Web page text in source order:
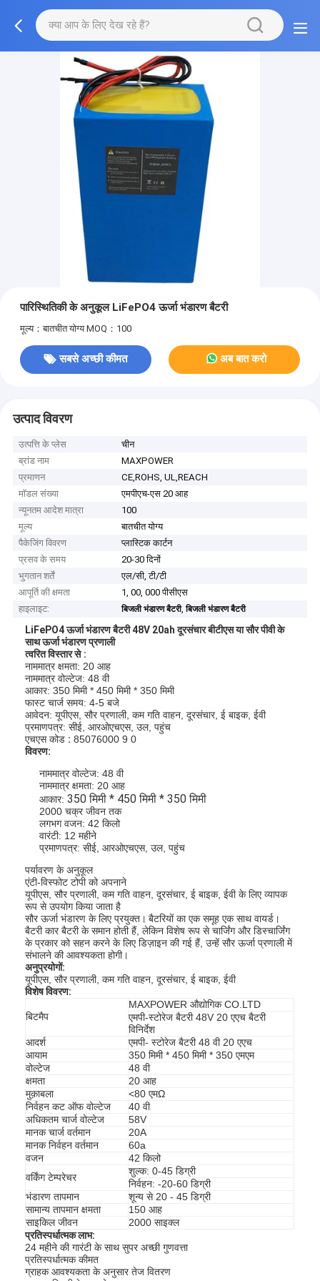
पारिस्थितिकी के अनुकूल LiFePO4 ऊर्जा भंडारण बैटरी
मूल्य：बातचीत योग्य MOQ：100
सबसे अच्छी कीमत अब बात करो
उत्पाद विवरण
उत्पत्ति के प्लेस
चीन
ब्रांड नाम
MAXPOWER
प्रमाणन
CE,ROHS, UL,REACH
मॉडल संख्या
एमपीएच-एस 20 आह
न्यूनतम आदेश मात्रा
100
मूल्य
बातचीत योग्य
पैकेजिंग विवरण
प्लास्टिक कार्टन
प्रसव के समय
20-30 दिनों
भुगतान शर्तें
एल/सी, टी/टी
आपूर्ति की क्षमता
1, 00, 000 पीसीएस
हाइलाइट:
बिजली भंडारण बैटरी,बिजली भंडारण बैटरी
LiFePO4 ऊर्जा भंडारण बैटरी 48V 20ah दूरसंचार बीटीएस या सौर पीवी के
साथ ऊर्जा भंडारण प्रणाली
त्वरित विस्तार से :
नाममात्र क्षमता: 20 आह
नाममात्र वोल्टेज: 48 वी
आकार: 350 मिमी * 450 मिमी * 350 मिमी
फास्ट चार्ज समय: 4-5 बजे
आवेदन: यूपीएस, सौर प्रणाली, कम गति वाहन, दूरसंचार, ई बाइक, ईवी
प्रमाणपत्र: सीई, आरओएचएस, उल, पहुंच
एचएस कोड : 85076000 9 0
विवरण:
नाममात्र वोल्टेज: 48 वी
नाममात्र क्षमता: 20 आह
आकार:350 मिमी * 450 मिमी * 350 मिमी
2000 चक्र जीवन तक
लगभग वजन: 42 किलो
वारंटी: 12 महीने
प्रमाणपत्र: सीई, आरओएचएस, उल, पहुंच
पर्यावरण के अनुकूल
एंटी-विस्फोट टोपी को अपनाने
यूपीएस, सौर प्रणाली, कम गति वाहन, दूरसंचार, ई बाइक, ईवी के लिए व्यापक
रूप से उपयोग किया जाता है
सौर ऊर्जा भंडारण के लिए प्रयुक्त। बैटरियों का एक समूह एक साथ वायर्ड।
बैटरी कार बैटरी के समान होती हैं, लेकिन विशेष रूप से चार्जिंग और डिस्चार्जिंग
के प्रकार को सहन करने के लिए डिज़ाइन की गई हैं, उन्हें सौर ऊर्जा प्रणाली में
संभालने की आवश्यकता होगी।
अनुप्रयोगों:
यूपीएस, सौर प्रणाली, कम गति वाहन, दूरसंचार, ई बाइक, ईवी
विशेष विवरण:
बिटमैप
MAXPOWER औद्योगिक CO.LTD
एमपी-स्टोरेज बैटरी 48V 20 एएच बैटरी
विनिर्देश
आदर्श
एमपी- स्टोरेज बैटरी 48 वी 20 एएच
आयाम
350 मिमी * 450 मिमी * 350 एमएम
वोल्टेज
48 वी
क्षमता
20 आह
मुक़ाबला
<80 एमΩ
निर्वहन कट ऑफ वोल्टेज
40 वी
अधिकतम चार्ज वोल्टेज
58V
मानक चार्ज वर्तमान
20A
मानक निर्वहन वर्तमान
60a
वजन
42 किलो
वर्किंग टेम्परेचर
शुल्क: 0-45 डिग्री
निर्वहन: -20-60 डिग्री
भंडारण तापमान
शून्य से 20 - 45 डिग्री
सामान्य तापमान क्षमता
150 आह
साइकिल जीवन
2000 साइक्ल
प्रतिस्पर्धात्मक लाभ:
24 महीने की गारंटी के साथ सुपर अच्छी गुणवत्ता
प्रतिस्पर्धात्मक कीमत
ग्राहक आवश्यकता के अनुसार तेज वितरण